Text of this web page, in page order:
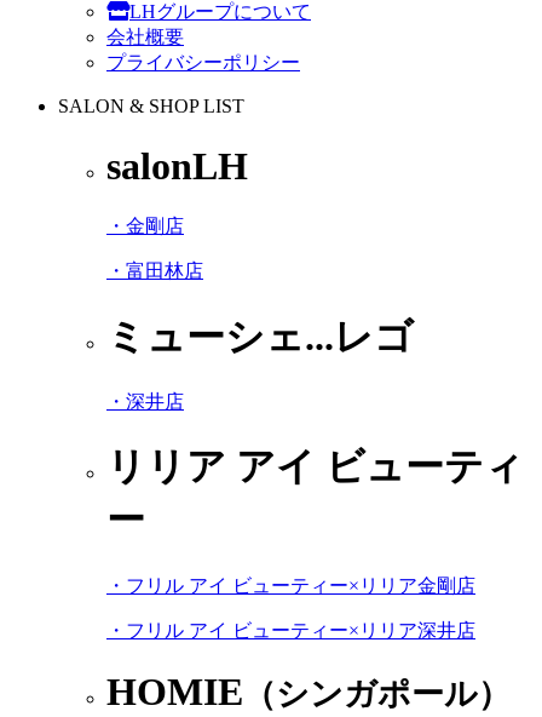
LHグループについて
会社概要
プライバシーポリシー
SALON & SHOP LIST
salonLH
・金剛店
・富田林店
ミューシェ...レゴ
・深井店
リリア アイ ビューティ
ー
・フリル アイ ビューティー×リリア金剛店
・フリル アイ ビューティー×リリア深井店
HOMIE （シンガポール）